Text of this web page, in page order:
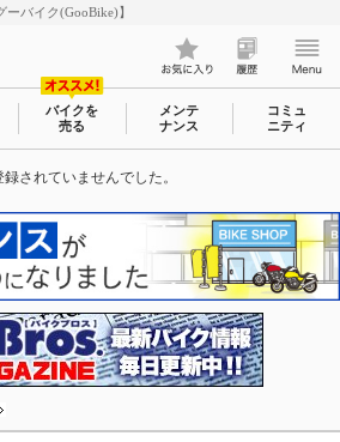
バイク(GooBike)】
バイクを
売る
メンテ
ナンス
コミュ
ニティ
されていませんでした。